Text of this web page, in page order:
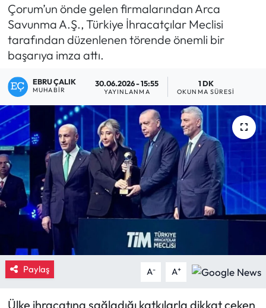
Çorum’un önde gelen firmalarından Arca
Savunma A.Ş., Türkiye İhracatçılar Meclisi
tarafından düzenlenen törende önemli bir
başarıya imza attı.
EBRU ÇALIK
MUHABIR
30.06.2026 - 15:55
YAYINLANMA
1 DK
OKUNMA SÜRESI
Paylaş A- A+
Ülke ihracatına sağladığı katkılarla dikkat çeken
Boğazkale Haberleri
Çorum Haberleri
Eğitim
Ekonomi
Güncel
İskilip Haberleri
Kargı Haberleri
Kimdir?
TFF 1.Lig Puan Durumu ve Fikstür
Tüm Manşetler